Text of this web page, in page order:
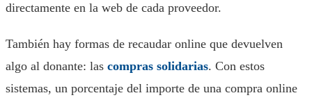
directamente en la web de cada proveedor.
También hay formas de recaudar online que devuelven
algo al donante: las compras solidarias. Con estos
sistemas, un porcentaje del importe de una compra online